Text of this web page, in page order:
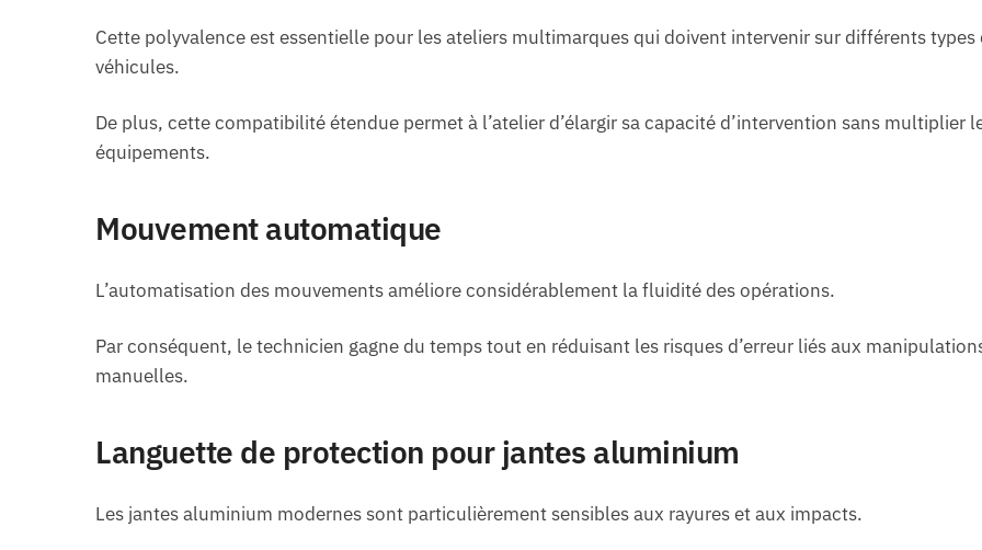
Cette polyvalence est essentielle pour les ateliers multimarques qui doivent intervenir sur différents types
véhicules.
De plus, cette compatibilité étendue permet à l’atelier d’élargir sa capacité d’intervention sans multiplier
équipements.
Mouvement automatique
L’automatisation des mouvements améliore considérablement la fluidité des opérations.
Par conséquent, le technicien gagne du temps tout en réduisant les risques d’erreur liés aux
manuelles.
Languette de protection pour jantes aluminium
Les jantes aluminium modernes sont particulièrement sensibles aux rayures et aux impacts.